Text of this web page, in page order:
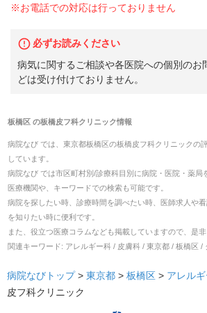
※お電話での対応は行っておりません
必ずお読みください
病気に関するご相談や各医院への個別のお
どは受け付けておりません。
板橋区の板橋皮フ科クリニック情報
病院なび では、 東京都板橋区の板橋皮フ科クリニックの
しています。
病院なび では市区町村別/診療科目別に病院・医院・薬局
医療機関や、キーワードでの検索も可能です。
病院を探したい時、診療時間を調べたい時、医師求人や
を知りたい時に便利です。
また、役立つ医療コラムなども掲載していますので、是非
関連キーワード: アレルギー科 / 皮膚科 / 東京都 / 板橋区 /
病院なびトップ > 東京都 > 板橋区 > アレル
皮フ科クリニック